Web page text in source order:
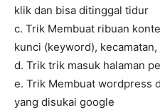
klik dan bisa ditinggal tidur
c. Trik Membuat ribuan
kunci (keyword),
d. Trik trik masuk halaman
e. Trik Membuat wordpress
yang disukai google